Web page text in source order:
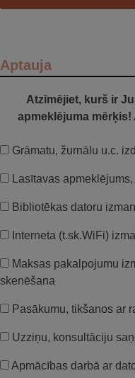
Aptauja
Atzīmējiet, kurš ir
apmeklējuma mērķis!
Grāmatu, žurnālu u.c.
Lasītavas
Bibliotēkas datoru
Interneta (t.sk.WiFi)
Maksas pakalpojumu
skenēšana
Pasākumu, tikšanos ar
Uzziņu, konsultāciju
Apmācības darbā ar